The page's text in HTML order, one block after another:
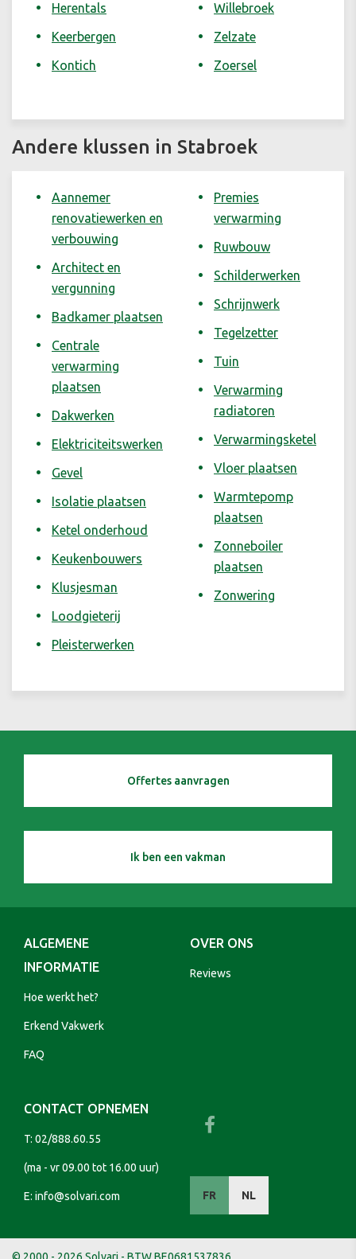
Herentals
Keerbergen
Kontich
Willebroek
Zelzate
Zoersel
Andere klussen in Stabroek
Aannemer
renovatiewerken en
verbouwing
Architect en
vergunning
Badkamer plaatsen
Centrale
verwarming
plaatsen
Dakwerken
Elektriciteitswerken
Gevel
Isolatie plaatsen
Ketel onderhoud
Keukenbouwers
Klusjesman
Loodgieterij
Pleisterwerken
Premies
verwarming
Ruwbouw
Schilderwerken
Schrijnwerk
Tegelzetter
Tuin
Verwarming
radiatoren
Verwarmingsketel
Vloer plaatsen
Warmtepomp
plaatsen
Zonneboiler
plaatsen
Zonwering
Offertes aanvragen
Ik ben een vakman
ALGEMENE
INFORMATIE
Hoe werkt het?
Erkend Vakwerk
FAQ
OVER ONS
Reviews
CONTACT OPNEMEN
T: 02/888.60.55
(ma - vr 09.00 tot 16.00 uur)
E: info@solvari.com FR NL